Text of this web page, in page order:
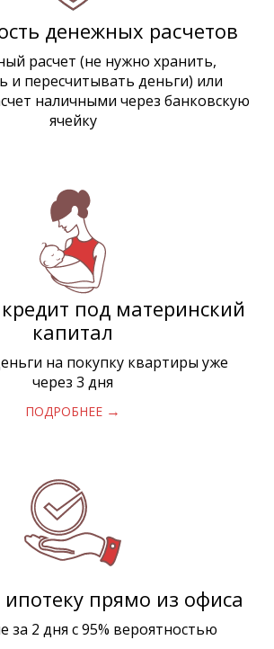
денежных расчетов
расчет (не нужно хранить,
и пересчитывать деньги) или
наличными через банковскую
ячейку
под материнский
капитал
на покупку квартиры уже
через 3 дня
ПОДРОБНЕЕ →
прямо из офиса
за 2 дня с 95% вероятностью